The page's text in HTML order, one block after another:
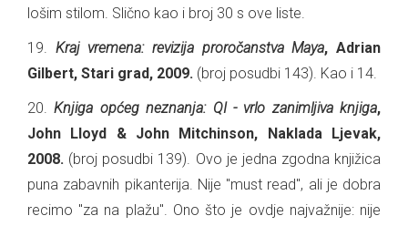
lošim stilom. Slično kao i broj 30 s ove liste.
19. Kraj vremena: revizija proročanstva Maya, Adrian
Gilbert, Stari grad, 2009. (broj posudbi 143). Kao i 14.
20.Knjiga općeg neznanja: QI - vrlo zanimljiva knjiga,
John Lloyd & John Mitchinson, Naklada Ljevak,
2008. (broj posudbi 139). Ovo je jedna zgodna knjižica
puna zabavnih pikanterija. Nije "must read", ali je dobra
recimo "za na plažu". Ono što je ovdje najvažnije: nije